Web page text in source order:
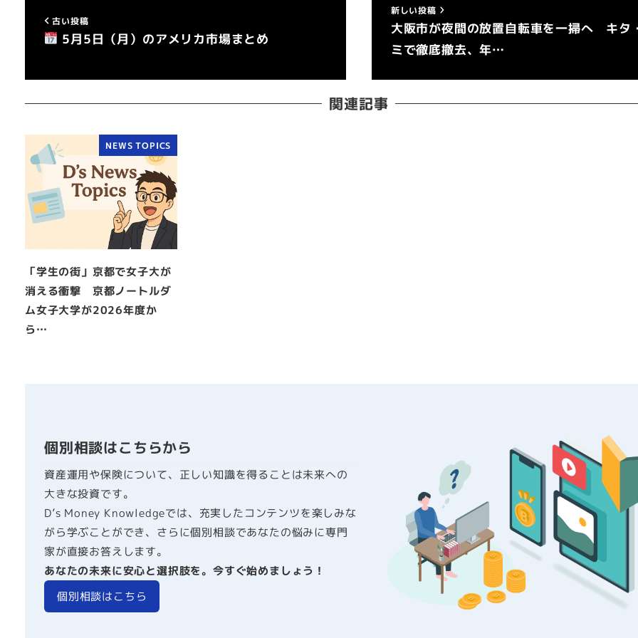
古い投稿
5月5日（月）のアメリカ市場まとめ
新しい投稿
大阪市が夜間の放置自転車を一掃へ キタ
ミで徹底撤去、年…
関連記事
NEWS TOPICS
「学生の街」京都で女子大が
消える衝撃 京都ノートルダ
ム女子大学が2026年度か
ら…
個別相談はこちらから
資産運用や保険について、正しい知識を得ることは未来への
大きな投資です。
D’s Money Knowledgeでは、充実したコンテンツを楽しみな
がら学ぶことができ、さらに個別相談であなたの悩みに専門
家が直接お答えします。
あなたの未来に安心と選択肢を。今すぐ始めましょう！
個別相談はこちら